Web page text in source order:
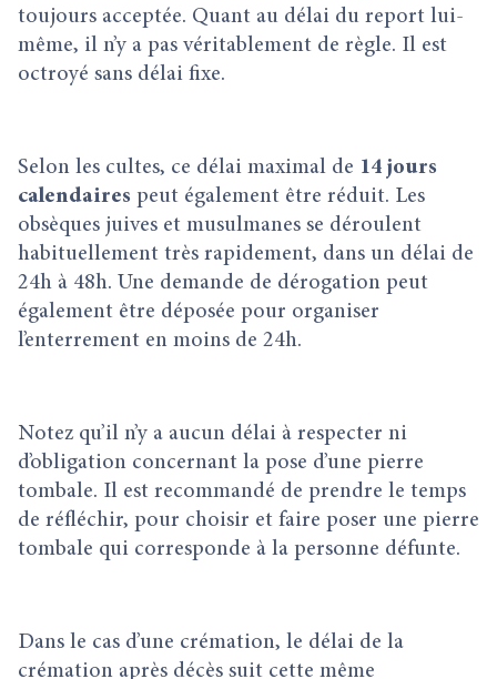
toujours acceptée. Quant au délai du report lui-
même, il n’y a pas véritablement de règle. Il est
octroyé sans délai fixe.
Selon les cultes, ce délai maximal de 14 jours
calendaires peut également être réduit. Les
obsèques juives et musulmanes se déroulent
habituellement très rapidement, dans un délai de
24h à 48h. Une demande de dérogation peut
également être déposée pour organiser
l’enterrement en moins de 24h.
Notez qu’il n’y a aucun délai à respecter ni
d’obligation concernant la pose d’une pierre
tombale. Il est recommandé de prendre le temps
de réfléchir, pour choisir et faire poser une pierre
tombale qui corresponde à la personne défunte.
Dans le cas d’une crémation, le délai de la
crémation après décès suit cette même